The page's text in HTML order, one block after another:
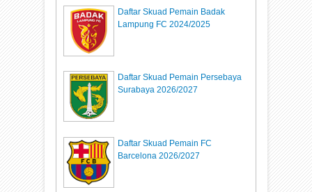
Daftar Skuad Pemain Badak
Lampung FC 2024/2025
Daftar Skuad Pemain Persebaya
Surabaya 2026/2027
Daftar Skuad Pemain FC
Barcelona 2026/2027